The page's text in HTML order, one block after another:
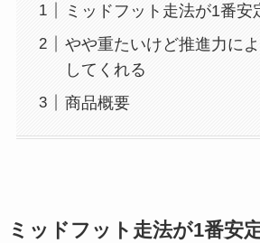
ミッドフット走法が1番安
やや重たいけど推進力に
してくれる
商品概要
ミッドフット走法が1番安